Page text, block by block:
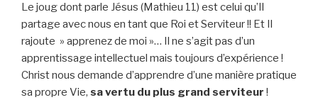
Le joug dont parle Jésus (Mathieu 11) est celui qu’Il
partage avec nous en tant que Roi et Serviteur !! Et Il
rajoute » apprenez de moi »… Il ne s’agit pas d’un
apprentissage intellectuel mais toujours d’expérience !
Christ nous demande d’apprendre d’une manière pratique
sa propre Vie, sa vertu du plus grand serviteur !